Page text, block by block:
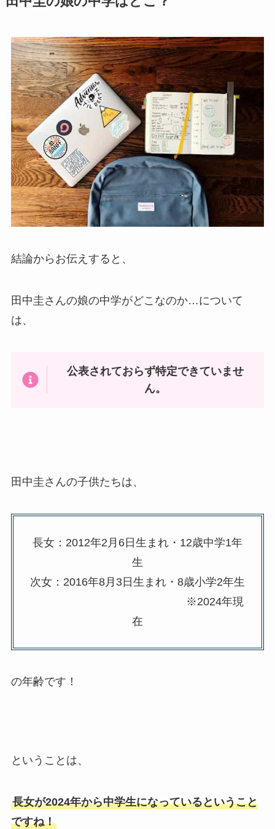
結論からお伝えすると、
田中圭さんの娘の中学がどこなのか…について
は、
公表されておらず特定できていませ
ん。
田中圭さんの子供たちは、
長女：2012年2月6日生まれ・12歳中学1年
生
次女：2016年8月3日生まれ・8歳小学2年生
※2024年現
在
の年齢です！
ということは、
長女が2024年から中学生になっているということ
ですね！